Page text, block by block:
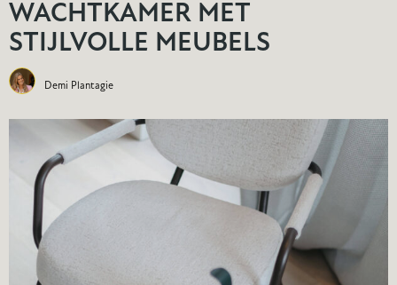
WACHTKAMER MET
STIJLVOLLE MEUBELS
Demi Plantagie